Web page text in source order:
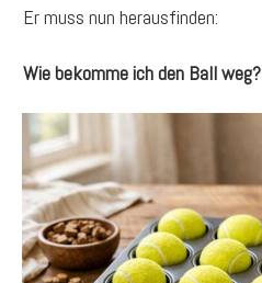
Er muss nun herausfinden:
Wie bekomme ich den Ball weg?